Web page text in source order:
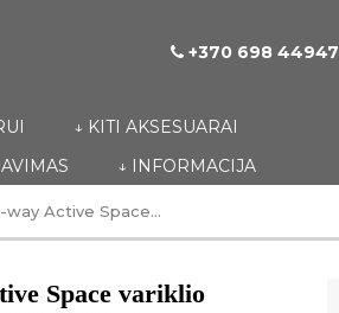
+370 698 44947
↓ KITI AKSESUARAI
↓ INFORMACIJA
way Active Space...
Space variklio